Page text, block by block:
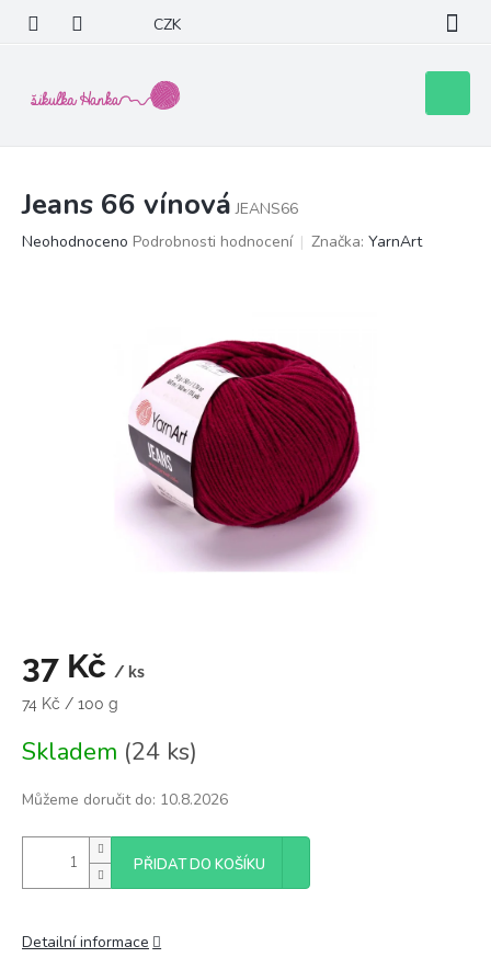
obsah
CZK
košík
Jeans 66 vínová JEANS66
Průměrné
Neohodnoceno Podrobnosti hodnocení Značka: YarnArt
37 Kč / ks
Měrná
74 Kč / 100 g
Skladem (24 ks)
Můžeme doručit do: 10.8.2026
PŘIDAT DO KOŠÍKU
Detailní informace